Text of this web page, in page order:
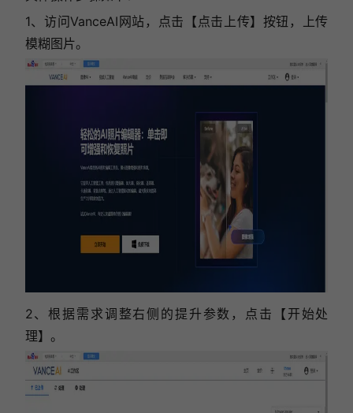
1、访问VanceAI网站，点击【点击上传】按钮，上传
模糊图片。
2、根据需求调整右侧的提升参数，点击【开始处
理】。